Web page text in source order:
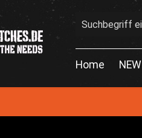
Home NEW